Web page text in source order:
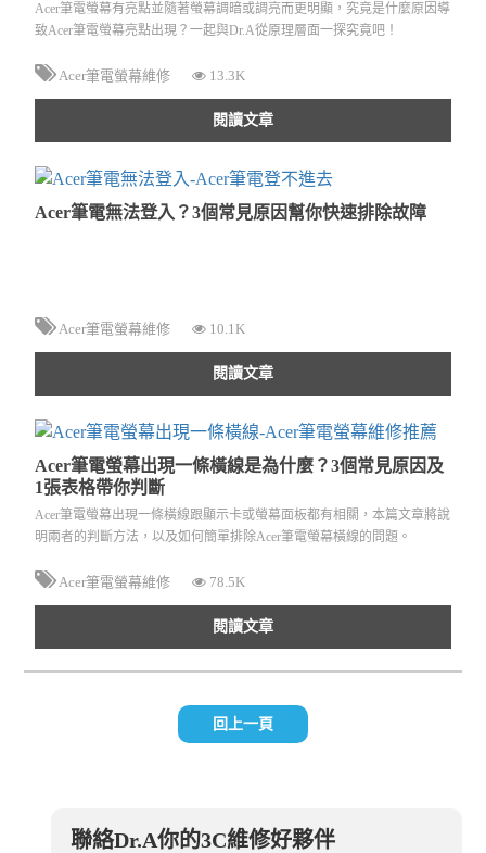
Acer筆電螢幕有亮點並隨著螢幕調暗或調亮而更明顯，究竟是什麼原因導
致Acer筆電螢幕亮點出現？一起與Dr.A從原理層面一探究竟吧！
Acer筆電螢幕維修 13.3K
閱讀文章
Acer筆電無法登入？3個常見原因幫你快速排除故障
Acer筆電螢幕維修 10.1K
閱讀文章
Acer筆電螢幕出現一條橫線是為什麼？3個常見原因及
1張表格帶你判斷
Acer筆電螢幕出現一條橫線跟顯示卡或螢幕面板都有相關，本篇文章將說
明兩者的判斷方法，以及如何簡單排除Acer筆電螢幕橫線的問題。
Acer筆電螢幕維修 78.5K
閱讀文章
回上一頁
聯絡Dr.A你的3C維修好夥伴